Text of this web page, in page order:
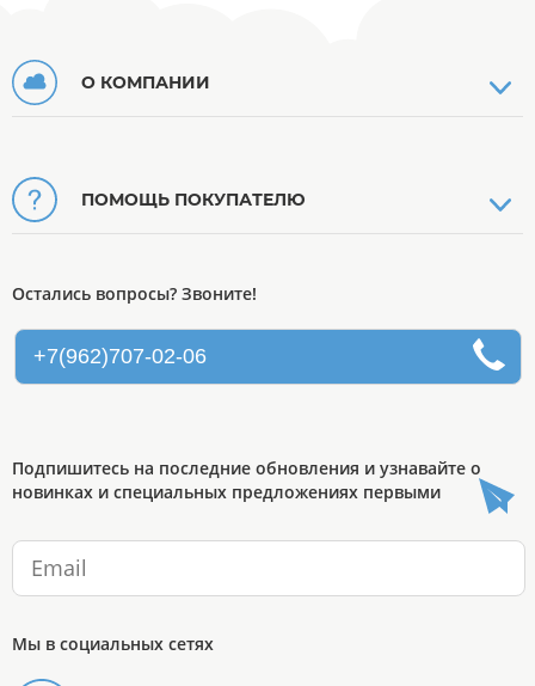
О КОМПАНИИ
ПОМОЩЬ ПОКУПАТЕЛЮ
Остались вопросы? Звоните!
+7(962)707-02-06
Подпишитесь на последние обновления и узнавайте о
новинках и специальных предложениях первыми
Мы в социальных сетях